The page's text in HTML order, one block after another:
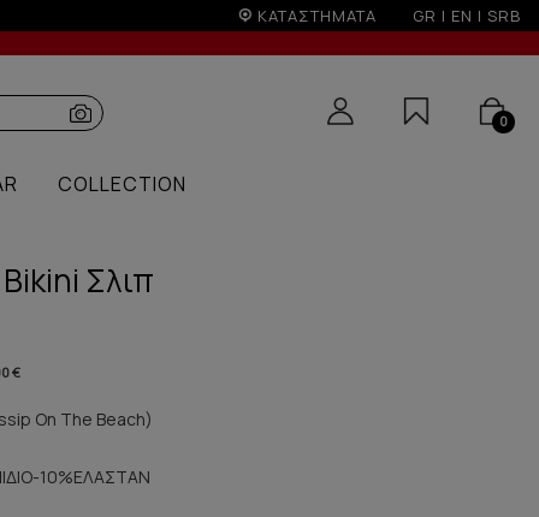
ΚΑΤΑΣΤΗΜΑΤΑ GR | EN | SRB
0
COLLECTION
Σλιπ
€
On The Beach)
10%ΕΛΑΣΤΑΝ